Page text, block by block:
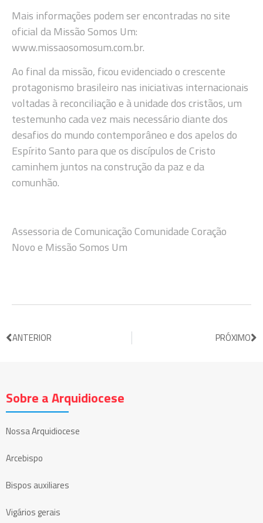
Mais informações podem ser encontradas no site
oficial da Missão Somos Um:
www.missaosomosum.com.br.
Ao final da missão, ficou evidenciado o crescente
protagonismo brasileiro nas iniciativas internacionais
voltadas à reconciliação e à unidade dos cristãos, um
testemunho cada vez mais necessário diante dos
desafios do mundo contemporâneo e dos apelos do
Espírito Santo para que os discípulos de Cristo
caminhem juntos na construção da paz e da
comunhão.
Assessoria de Comunicação Comunidade Coração
Novo e Missão Somos Um
ANTERIOR PRÓXIMO
Sobre a Arquidiocese
Nossa Arquidiocese
Arcebispo
Bispos auxiliares
Vigários gerais